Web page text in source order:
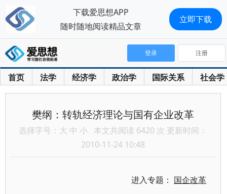
首页 法学 经济学 政治学 国际关系 社会学
登录 注册
樊纲：转轨经济理论与国有企业改革
选择字号： 大 中 小 本文共阅读 6420 次 更新时间：
2010-11-24 10:48
进入专题： 国企改革
下载爱思想APP
随时随地阅读精品文章
立即下载